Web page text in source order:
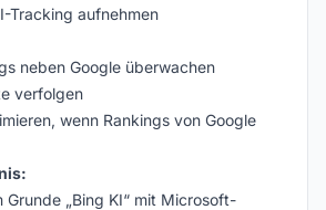
Tracking aufnehmen
neben Google überwachen
verfolgen
wenn Rankings von Google
Grunde „Bing KI“ mit Microsoft-